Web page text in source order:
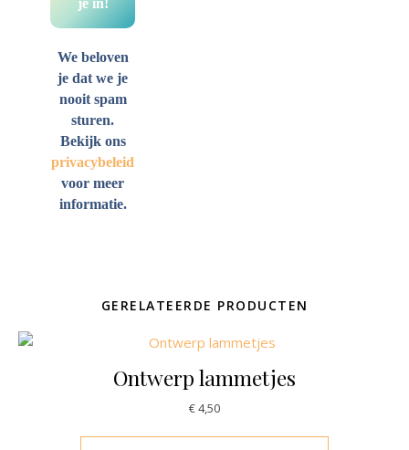
We beloven
je dat we je
nooit spam
sturen.
Bekijk ons
privacybeleid
voor meer
informatie.
GERELATEERDE PRODUCTEN
Ontwerp lammetjes
€4,50